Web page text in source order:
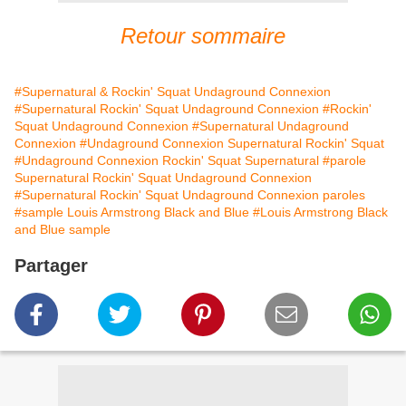
Retour sommaire
#Supernatural & Rockin' Squat Undaground Connexion
#Supernatural Rockin' Squat Undaground Connexion #Rockin'
Squat Undaground Connexion #Supernatural Undaground
Connexion #Undaground Connexion Supernatural Rockin' Squat
#Undaground Connexion Rockin' Squat Supernatural #parole
Supernatural Rockin' Squat Undaground Connexion
#Supernatural Rockin' Squat Undaground Connexion paroles
#sample Louis Armstrong Black and Blue #Louis Armstrong Black
and Blue sample
Partager